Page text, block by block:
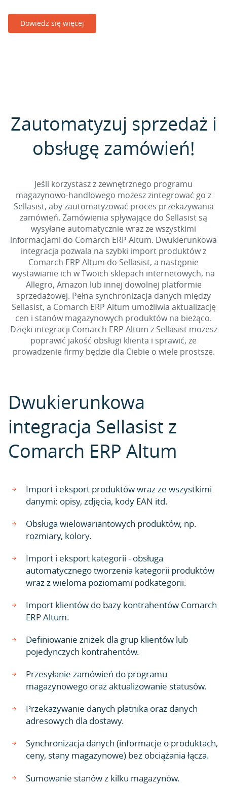
Dowiedz się więcej
Zautomatyzuj sprzedaż i
obsługę zamówień!
Jeśli korzystasz z zewnętrznego programu
magazynowo-handlowego możesz zintegrować go z
Sellasist, aby zautomatyzować proces przekazywania
zamówień. Zamówienia spływające do Sellasist są
wysyłane automatycznie wraz ze wszystkimi
informacjami do Comarch ERP Altum. Dwukierunkowa
integracja pozwala na szybki import produktów z
Comarch ERP Altum do Sellasist, a następnie
wystawianie ich w Twoich sklepach internetowych, na
Allegro, Amazon lub innej dowolnej platformie
sprzedażowej. Pełna synchronizacja danych między
Sellasist, a Comarch ERP Altum umożliwia aktualizację
cen i stanów magazynowych produktów na bieżąco.
Dzięki integracji Comarch ERP Altum z Sellasist możesz
poprawić jakość obsługi klienta i sprawić, że
prowadzenie firmy będzie dla Ciebie o wiele prostsze.
Dwukierunkowa
integracja Sellasist z
Comarch ERP Altum
Import i eksport produktów wraz ze wszystkimi
danymi: opisy, zdjęcia, kody EAN itd.
Obsługa wielowariantowych produktów, np.
rozmiary, kolory.
Import i eksport kategorii - obsługa
automatycznego tworzenia kategorii produktów
wraz z wieloma poziomami podkategorii.
Import klientów do bazy kontrahentów Comarch
ERP Altum.
Definiowanie zniżek dla grup klientów lub
pojedynczych kontrahentów.
Przesyłanie zamówień do programu
magazynowego oraz aktualizowanie statusów.
Przekazywanie danych płatnika oraz danych
adresowych dla dostawy.
Synchronizacja danych (informacje o produktach,
ceny, stany magazynowe) bez obciążania łącza.
Sumowanie stanów z kilku magazynów.